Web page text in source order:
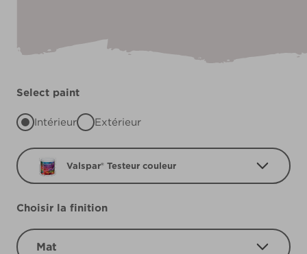
Select paint
Intérieur Extérieur
Valspar® Testeur couleur
Choisir la finition
Mat